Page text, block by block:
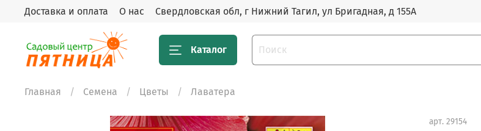
Доставка и оплата О нас Свердловская обл, г Нижний Тагил, ул Бригадная, д 155А
Каталог
Главная Семена Цветы Лаватера
арт. 29154